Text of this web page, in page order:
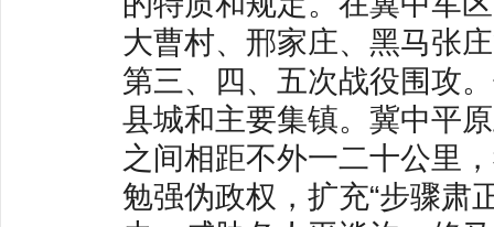
大曹村、邢家庄、黑马张
第三、四、五次战役围攻
县城和主要集镇。冀中平
之间相距不外一二十公里
勉强伪政权，扩充“步骤肃